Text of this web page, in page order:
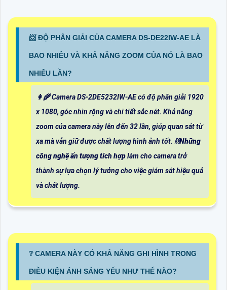
📨 ĐỘ PHÂN GIẢI CỦA CAMERA DS-DE22IW-AE LÀ
BAO NHIÊU VÀ KHẢ NĂNG ZOOM CỦA NÓ LÀ BAO
NHIÊU LẦN?
👩‍🌾 Camera DS-2DE5232IW-AE có độ phân giải 1920
x 1080, góc nhìn rộng và chi tiết sắc nét. Khả năng
zoom của camera này lên đến 32 lần, giúp quan sát từ
xa mà vẫn giữ được chất lượng hình ảnh tốt. ⛓Những
công nghệ ấn tượng tích hợplàm cho camera trở
thành sự lựa chọn lý tưởng cho việc giám sát hiệu quả
và chất lượng.
❔ CAMERA NÀY CÓ KHẢ NĂNG GHI HÌNH TRONG
ĐIỀU KIỆN ÁNH SÁNG YẾU NHƯ THẾ NÀO?